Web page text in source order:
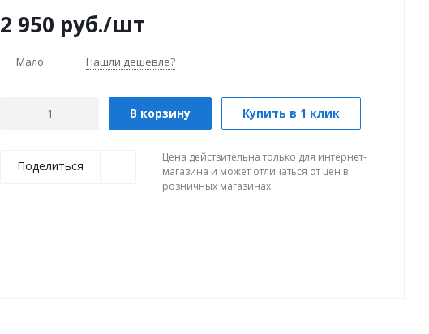
2 950 руб./шт
Мало Нашли дешевле?
В корзину Купить в 1 клик
Поделиться
Цена действительна только для интернет-
магазина и может отличаться от цен в
розничных магазинах